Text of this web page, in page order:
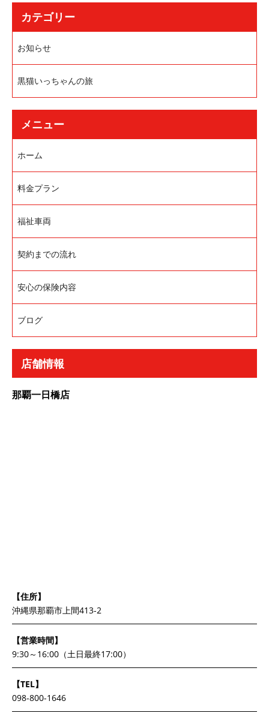
カテゴリー
お知らせ
黒猫いっちゃんの旅
メニュー
ホーム
料金プラン
福祉車両
契約までの流れ
安心の保険内容
ブログ
店舗情報
那覇一日橋店
【住所】
沖縄県那覇市上間413-2
【営業時間】
9:30～16:00（土日最終17:00）
【TEL】
098-800-1646